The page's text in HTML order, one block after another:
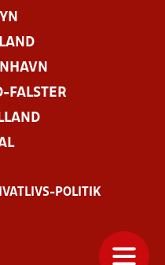
FALSTER
POLITIK